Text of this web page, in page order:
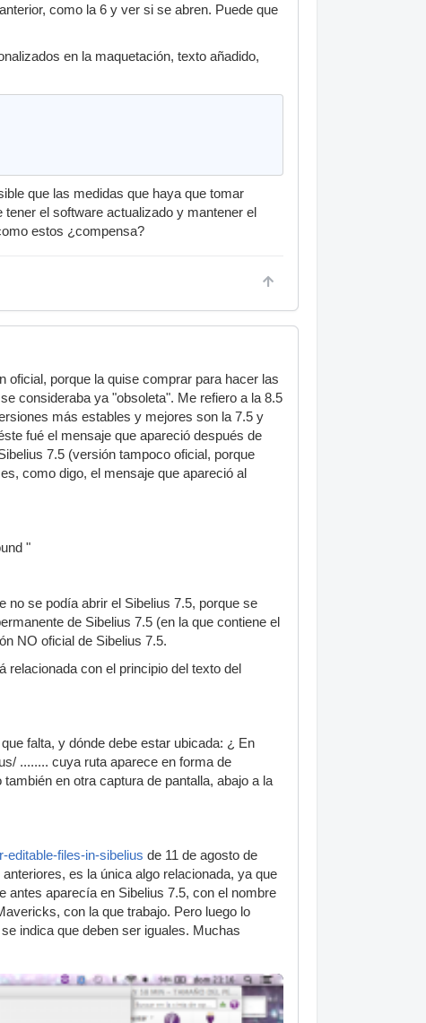
como la 6 y ver si se abren. Puede que
en la maquetación, texto añadido,
que las medidas que haya que tomar
el software actualizado y mantener el
estos ¿compensa?
oficial, porque la quise comprar para hacer las
consideraba ya "obsoleta". Me refiero a la 8.5
más estables y mejores son la 7.5 y
fué el mensaje que apareció después de
7.5 (versión tampoco oficial, porque
como digo, el mensaje que apareció al
"
no se podía abrir el Sibelius 7.5, porque se
de Sibelius 7.5 (en la que contiene el
NO oficial de Sibelius 7.5.
relacionada con el principio del texto del
falta, y dónde debe estar ubicada: ¿ En
........ cuya ruta aparece en forma de
también en otra captura de pantalla, abajo a la
editable-files-in-sibelius de 11 de agosto de
es la única algo relacionada, ya que
antes aparecía en Sibelius 7.5, con el nombre
con la que trabajo. Pero luego lo
indica que deben ser iguales. Muchas